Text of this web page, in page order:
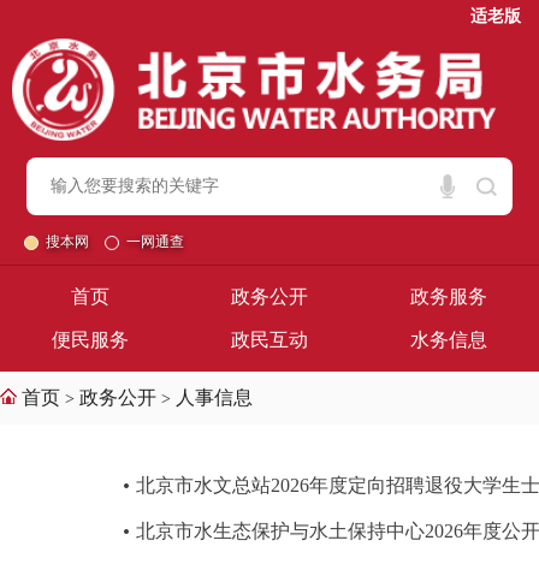
适老版
搜本网 一网通查
首页 政务公开 政务服务
便民服务 政民互动 水务信息
首页 > 政务公开 > 人事信息
北京市水文总站2026年度定向招聘退役大学生
北京市水生态保护与水土保持中心2026年度公